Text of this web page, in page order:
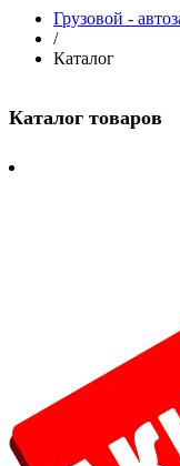
Грузовой -
/
Каталог
Каталог товаров